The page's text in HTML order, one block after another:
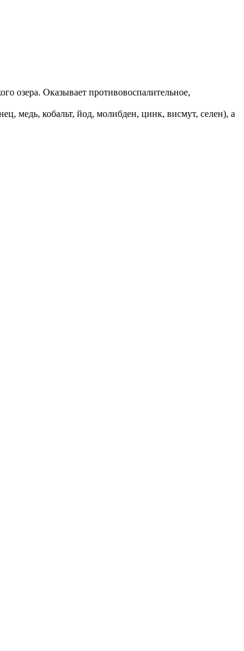
озера. Оказывает противовоспалительное,
медь, кобальт, йод, молибден, цинк, висмут, селен), а